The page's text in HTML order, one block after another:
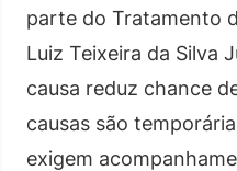
parte do Tratamento
Luiz Teixeira da Silva
causa reduz chance
causas são
exigem